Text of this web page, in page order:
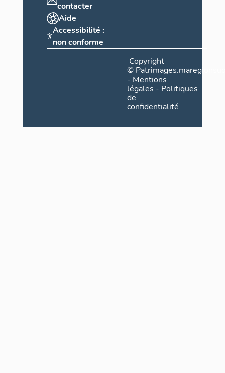
contacter
Aide
Accessibilité :
non conforme
Copyright
©
- Mentions
légales - Politiques
de
confidentialité